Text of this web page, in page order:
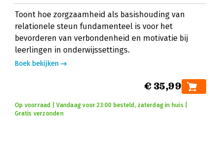
Toont hoe zorgzaamheid als basishouding van
relationele steun fundamenteel is voor het
bevorderen van verbondenheid en motivatie bij
leerlingen in onderwijssettings.
Boek bekijken
€ 35,99
Op voorraad | Vandaag voor 23:00 besteld, zaterdag in huis |
Gratis verzonden